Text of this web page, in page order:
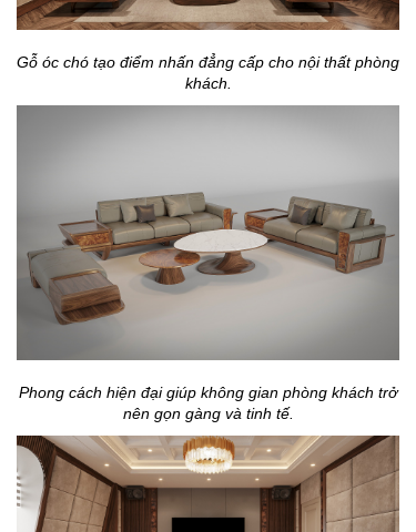
Gỗ óc chó tạo điểm nhấn đẳng cấp cho nội thất phòng
khách.
Phong cách hiện đại giúp không gian phòng khách trở
nên gọn gàng và tinh tế.